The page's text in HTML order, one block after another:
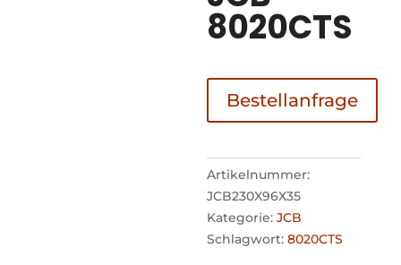
8020CTS
Bestellanfrage
Artikelnummer:
JCB230X96X35
Kategorie:JCB
Schlagwort:8020CTS